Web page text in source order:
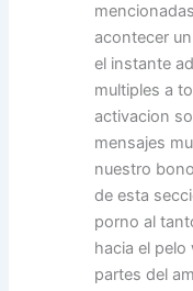
acontecer
el instante
multiples a
activacion
mensajes
nuestro
de esta
porno al
hacia el
partes del